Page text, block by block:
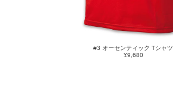
#3 オーセンティック Tシャツ
¥9,680